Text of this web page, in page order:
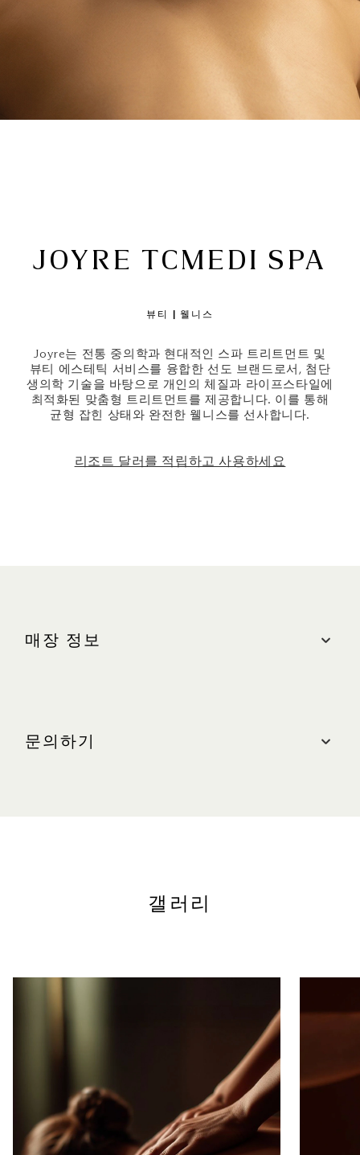
JOYRE TCMEDI SPA
뷰티 | 웰니스
Joyre는 전통 중의학과 현대적인 스파 트리트먼트 및
뷰티 에스테틱 서비스를 융합한 선도 브랜드로서, 첨단
생의학 기술을 바탕으로 개인의 체질과 라이프스타일에
최적화된 맞춤형 트리트먼트를 제공합니다. 이를 통해
균형 잡힌 상태와 완전한 웰니스를 선사합니다.
리조트 달러를 적립하고 사용하세요
매장 정보
인근 주차장: 남쪽(블루 존)
문의하기
갤러리